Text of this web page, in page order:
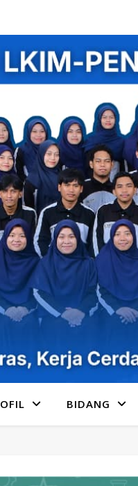
BIDANG